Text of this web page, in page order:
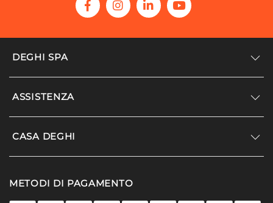
DEGHI SPA
Accedi/Registrati
Modello organizzativo e codice etico
Promozioni
ASSISTENZA
Supporto
Agevolazioni fiscali
CASA DEGHI
I nostri luoghi
METODI DI PAGAMENTO